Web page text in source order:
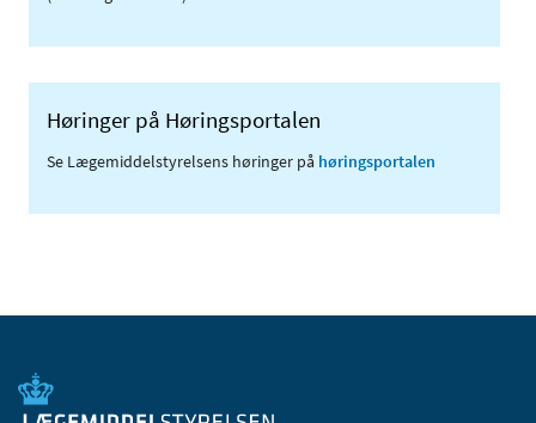
Høringer på Høringsportalen
Se Lægemiddelstyrelsens høringer på høringsportalen